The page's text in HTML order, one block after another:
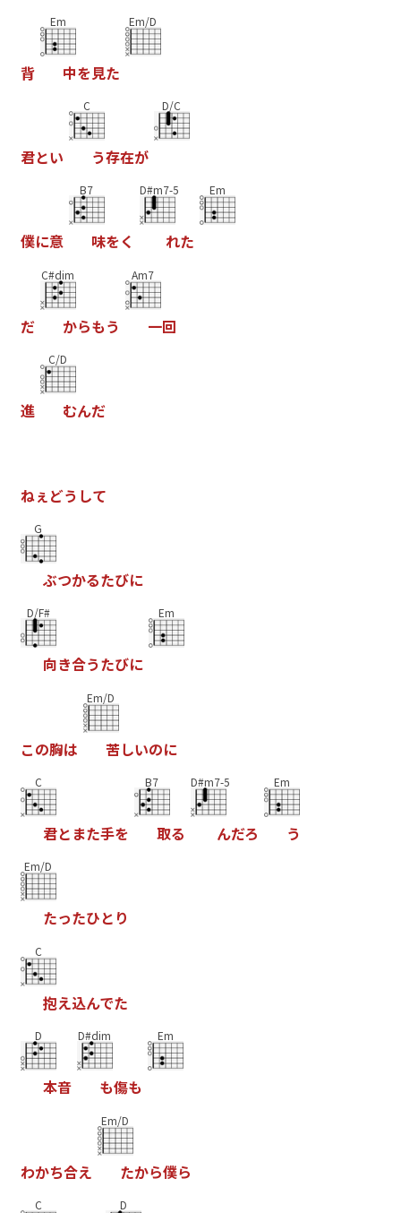
背
Em
中を見た
Em/D
君とい
C
う存在が
D/C
僕に意
B7
味をく
D#m7-5
れた
Em
だ
C#dim
からもう
Am7
一回
進
C/D
むんだ
ねぇ どう して
G
ぶつかるたびに
D/F#
向き合うたびに
Em
この胸は
Em/D
苦しいのに
C
君と また手を
B7
取る
D#m7-5
んだろ
Em
う
Em/D
たったひと り
C
抱え込んでた
D
本音
D#dim
も傷も
Em
わかち合え
Em/D
たから僕ら
C D